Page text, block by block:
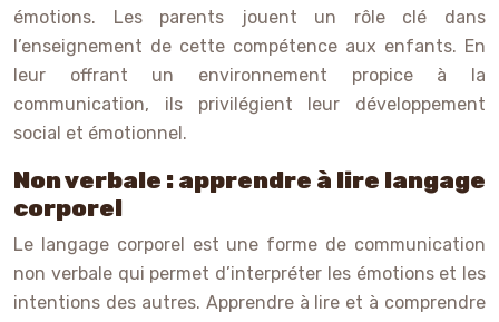
émotions. Les parents jouent un rôle clé dans
l’enseignement de cette compétence aux enfants. En
leur offrant un environnement propice à la
communication, ils privilégient leur développement
social et émotionnel.
Non verbale : apprendre à lire langage
corporel
Le langage corporel est une forme de communication
non verbale qui permet d’interpréter les émotions et les
intentions des autres. Apprendre à lire et à comprendre